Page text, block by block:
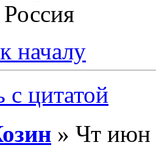
Россия
началу
с цитатой
» Чт июн